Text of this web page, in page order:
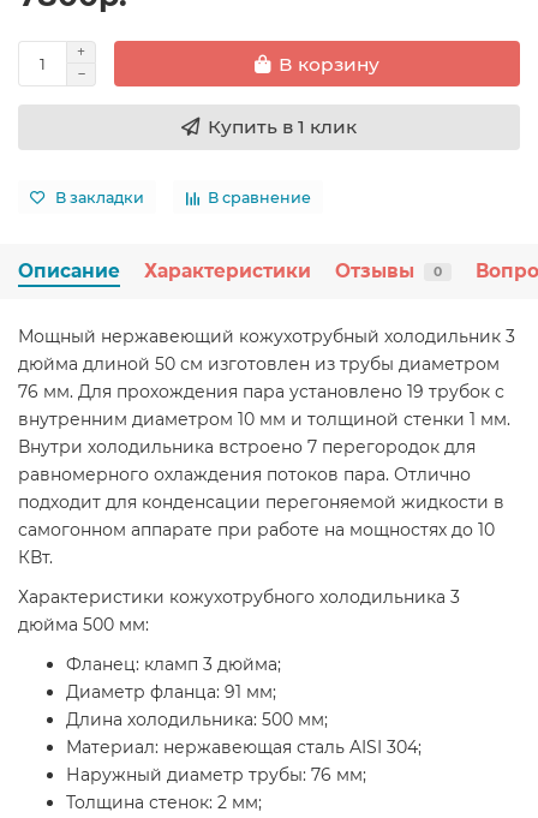
В корзину
Купить в 1 клик
В закладки В сравнение
Описание Характеристики Отзывы 0
Мощный нержавеющий кожухотрубный холодильник 3
дюйма длиной 50 см изготовлен из трубы диаметром
76 мм. Для прохождения пара установлено 19 трубок с
внутренним диаметром 10 мм и толщиной стенки 1 мм.
Внутри холодильника встроено 7 перегородок для
равномерного охлаждения потоков пара. Отлично
подходит для конденсации перегоняемой жидкости в
самогонном аппарате при работе на мощностях до 10
КВт.
Характеристики кожухотрубного холодильника 3
дюйма 500 мм:
Фланец: кламп 3 дюйма;
Диаметр фланца: 91 мм;
Длина холодильника: 500 мм;
Материал: нержавеющая сталь AISI 304;
Наружный диаметр трубы: 76 мм;
Толщина стенок: 2 мм;